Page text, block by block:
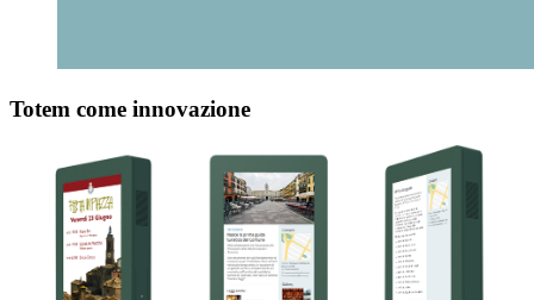
Totem come innovazione